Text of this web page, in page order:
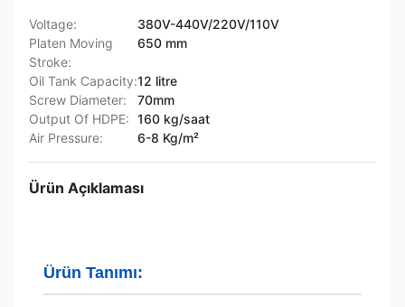
Voltage:
380V-440V/220V/110V
Platen Moving
Stroke:
650 mm
Oil Tank Capacity:12 litre
Screw Diameter:
70mm
Output Of HDPE: 160 kg/saat
Air Pressure:
6-8 Kg/m²
Ürün Açıklaması
Ürün Tanımı: